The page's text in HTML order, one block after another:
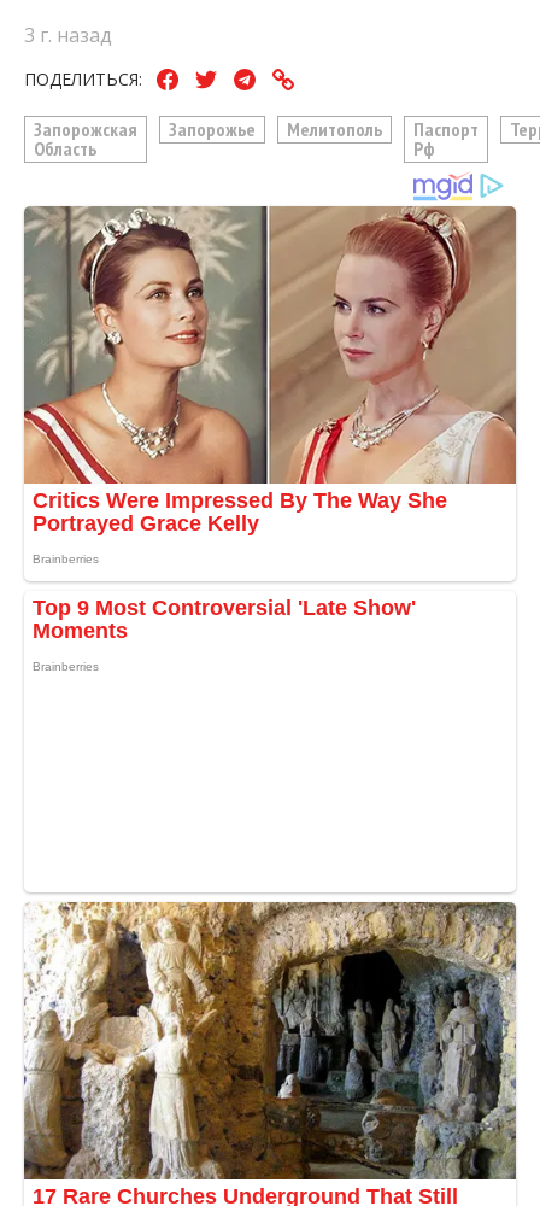
3 г. назад
ПОДЕЛИТЬСЯ:
Запорожская
Область
Запорожье Мелитополь
Паспорт
Рф